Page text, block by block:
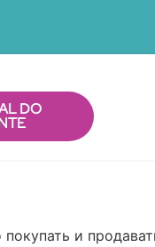
DO
и